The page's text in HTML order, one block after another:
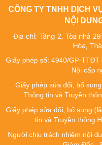
CÔNG TY TNHH DỊCH
NỘI
Địa chỉ: Tầng 2, Tòa nhà
Hòa,
Giấy phép số: 4940/GP-
Nội cấp
Giấy phép sửa đổi, bổ
Thông tin và Truyền
Giấy phép sửa đổi, bổ sung
tin và Truyền thông
Người chịu trách nhiệm nội